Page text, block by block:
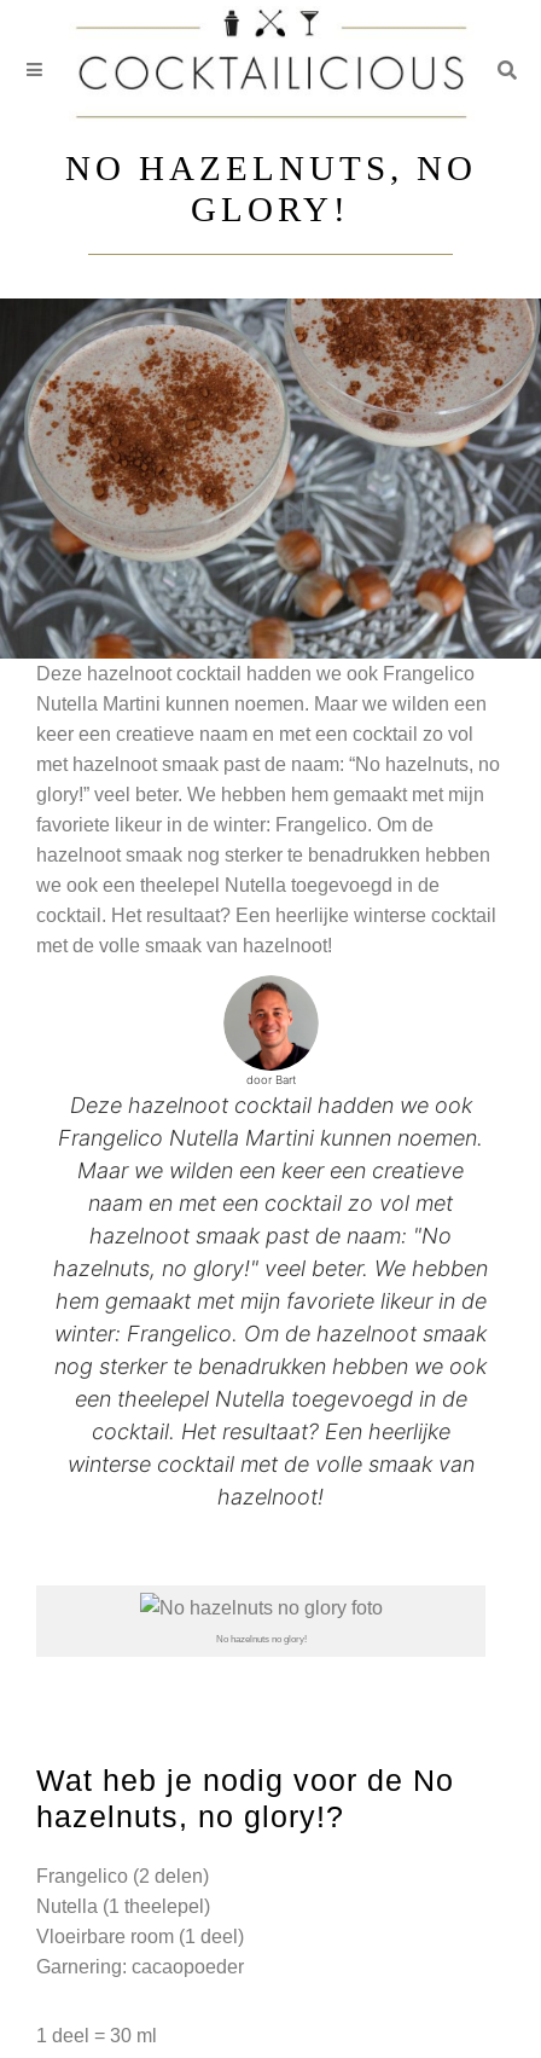
NO HAZELNUTS, NO
GLORY!
door Bart
Deze hazelnoot cocktail hadden we ook
Frangelico Nutella Martini kunnen noemen.
Maar we wilden een keer een creatieve
naam en met een cocktail zo vol met
hazelnoot smaak past de naam: "No
hazelnuts, no glory!" veel beter. We hebben
hem gemaakt met mijn favoriete likeur in de
winter: Frangelico. Om de hazelnoot smaak
nog sterker te benadrukken hebben we ook
een theelepel Nutella toegevoegd in de
cocktail. Het resultaat? Een heerlijke
winterse cocktail met de volle smaak van
hazelnoot!
No hazelnuts no glory!
Deze hazelnoot cocktail hadden we ook Frangelico
Nutella Martini kunnen noemen. Maar we wilden een
keer een creatieve naam en met een cocktail zo vol
met hazelnoot smaak past de naam: “No hazelnuts, no
glory!” veel beter. We hebben hem gemaakt met mijn
favoriete likeur in de winter: Frangelico. Om de
hazelnoot smaak nog sterker te benadrukken hebben
we ook een theelepel Nutella toegevoegd in de
cocktail. Het resultaat? Een heerlijke winterse cocktail
met de volle smaak van hazelnoot!
Wat heb je nodig voor de No
hazelnuts, no glory!?
Frangelico (2 delen)
Nutella (1 theelepel)
Vloeirbare room (1 deel)
Garnering: cacaopoeder
1 deel = 30 ml